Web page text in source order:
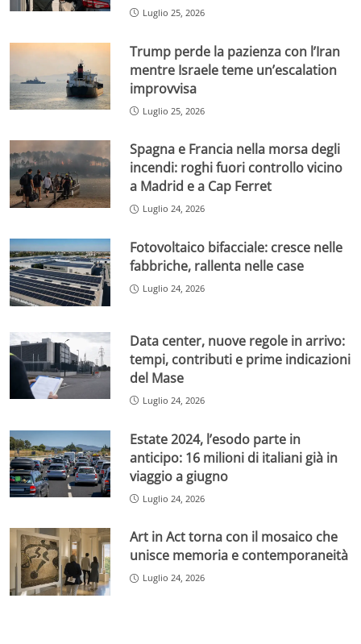
Luglio 25, 2026
Trump perde la pazienza con l’Iran
mentre Israele teme un’escalation
improvvisa
Luglio 25, 2026
Spagna e Francia nella morsa degli
incendi: roghi fuori controllo vicino
a Madrid e a Cap Ferret
Luglio 24, 2026
Fotovoltaico bifacciale: cresce nelle
fabbriche, rallenta nelle case
Luglio 24, 2026
Data center, nuove regole in arrivo:
tempi, contributi e prime indicazioni
del Mase
Luglio 24, 2026
Estate 2024, l’esodo parte in
anticipo: 16 milioni di italiani già in
viaggio a giugno
Luglio 24, 2026
Art in Act torna con il mosaico che
unisce memoria e contemporaneità
Luglio 24, 2026